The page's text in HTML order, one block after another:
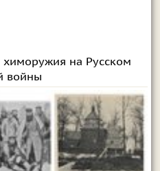
на Русском
войны